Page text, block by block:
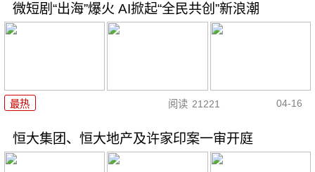
微短剧“出海”爆火 AI掀起“全民共创”新浪潮
最热 阅读 21221 04-16
恒大集团、恒大地产及许家印案一审开庭